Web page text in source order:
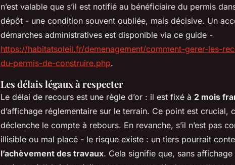
n’est valable que s’il est notifié au bénéficiaire du permis
dépôt - une condition souvent oubliée, mais décisive. Un
démarches administratives est disponible via ce guide -
https://habitatsoleil.fr/demenagement/comment-gerer-les-
du-permis-de-construire.php.
Les délais légaux à respecter
Le délai de recours est une règle d’or : il est fixé à 2 mois
d’affichage réglementaire sur le terrain. Ce point est crucial,
déclenche le compte à rebours. En revanche, s’il n’est pas
illisible ou mal placé - le risque existe : un tiers pourrait
l’achèvement des travaux. Cela signifie que, sans affichage